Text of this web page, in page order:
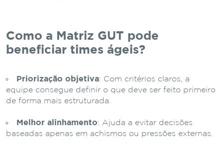
Como a Matriz GUT pode
beneficiar times ágeis?
Priorização objetiva: Com critérios claros, a
equipe consegue definir o que deve ser feito primeiro
de forma mais estruturada.
Melhor alinhamento: Ajuda a evitar decisões
baseadas apenas em achismos ou pressões externas.